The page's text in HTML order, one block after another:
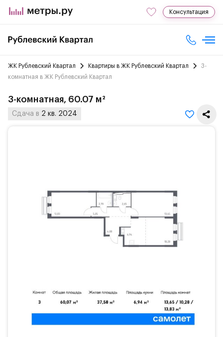
Консультация
ЖК Рублевский Квартал Квартиры в ЖК Рублевский Квартал
3-
комнатная в ЖК Рублевский Квартал
3-комнатная, 60.07 м²
Сдача в 2 кв. 2024